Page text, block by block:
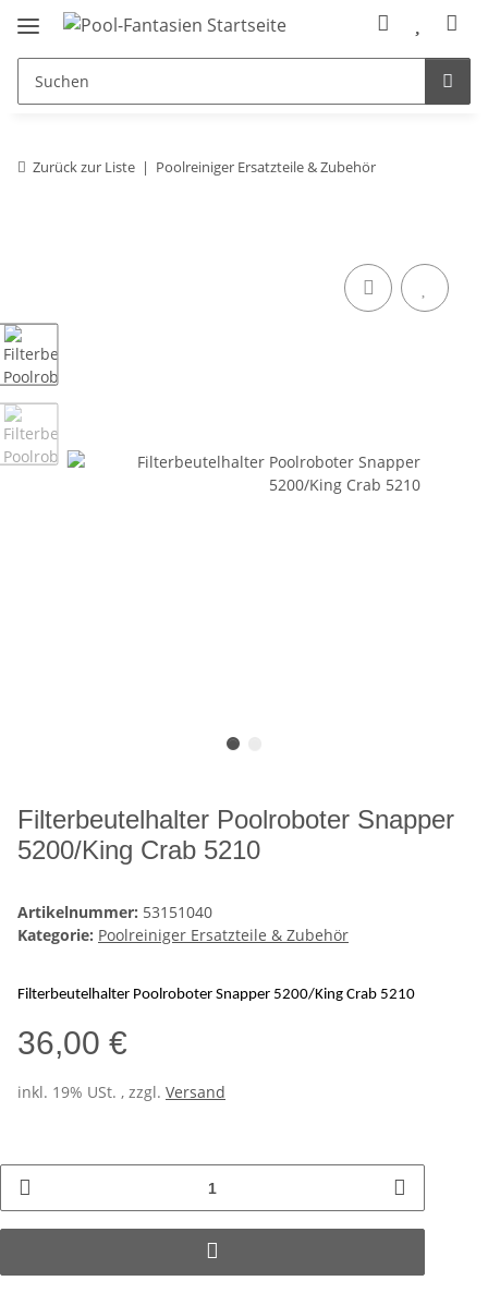
Zurück zur Liste Poolreiniger Ersatzteile & Zubehör
Filterbeutelhalter Poolroboter Snapper
5200/King Crab 5210
Artikelnummer: 53151040
Kategorie: Poolreiniger Ersatzteile & Zubehör
Filterbeutelhalter Poolroboter Snapper 5200/King Crab 5210
36,00 €
inkl. 19% USt. , zzgl. Versand